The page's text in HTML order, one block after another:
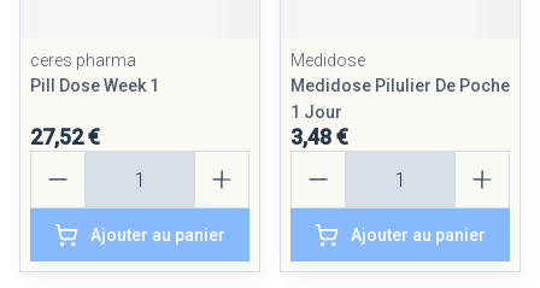
ceres pharma
Pill Dose Week 1
27,52 €
Ajouter au panier
Medidose
Medidose Pilulier De Poche
1 Jour
3,48 €
Ajouter au panier